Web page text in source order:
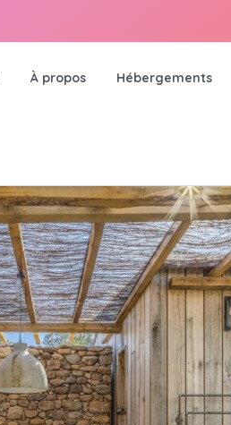
À propos Hébergements